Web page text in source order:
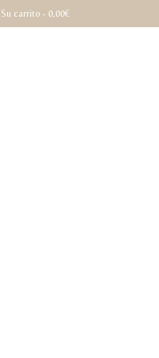
Su carrito - 0,00€